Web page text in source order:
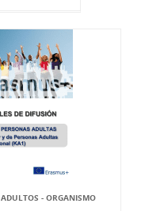
- ORGANISMO